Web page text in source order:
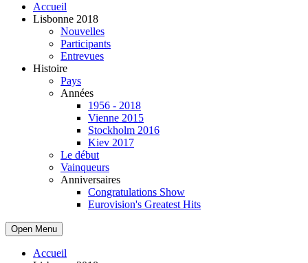
Accueil
Lisbonne 2018
Nouvelles
Participants
Entrevues
Histoire
Pays
Années
1956 - 2018
Vienne 2015
Stockholm 2016
Kiev 2017
Le début
Vainqueurs
Anniversaires
Congratulations Show
Eurovision's Greatest Hits
Open Menu
Accueil